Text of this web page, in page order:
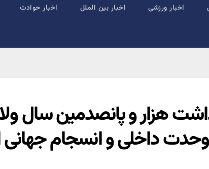
اخبار ورزشی اخبار بین الملل اخبار حوادث
هزار و پانصدمین سال
وحدت داخلی و انسجام